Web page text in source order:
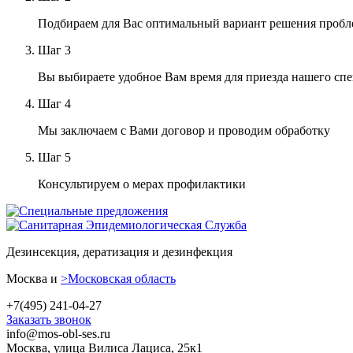
Подбираем для Вас оптимальный вариант решения
Шаг 3
Вы выбираете удобное Вам время для приезда нашего
Шаг 4
Мы заключаем с Вами договор и проводим обработку
Шаг 5
Консультируем о мерах профилактики
Дезинсекция, дератизация и дезинфекция
Москва и >Московская область
+7(495) 241-04-27
Заказать звонок
info@mos-obl-ses.ru
Москва, улица Вилиса Лациса, 25к1